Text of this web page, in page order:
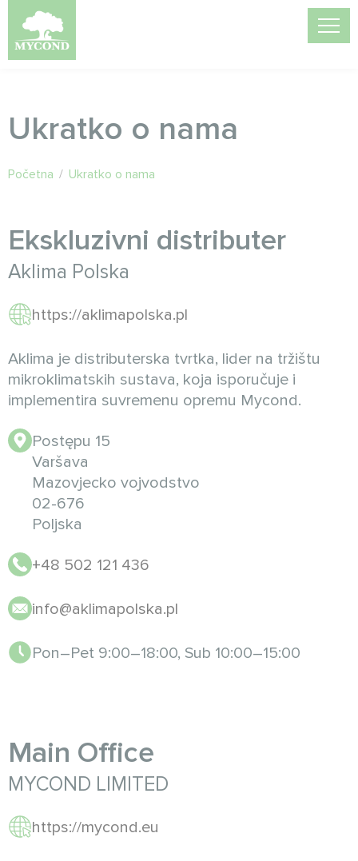
Ukratko o nama
Početna / Ukratko o nama
Ekskluzivni distributer
Aklima Polskа
https://aklimapolska.pl
Aklima je distributerska tvrtka, lider na tržištu
mikroklimatskih sustava, koja isporučuje i
implementira suvremenu opremu Mycond.
Postępu 15
Varšava
Mazovjecko vojvodstvo
02-676
Poljska
+48 502 121 436
info@aklimapolska.pl
Pon–Pet 9:00–18:00, Sub 10:00–15:00
Main Office
MYCOND LIMITED
https://mycond.eu